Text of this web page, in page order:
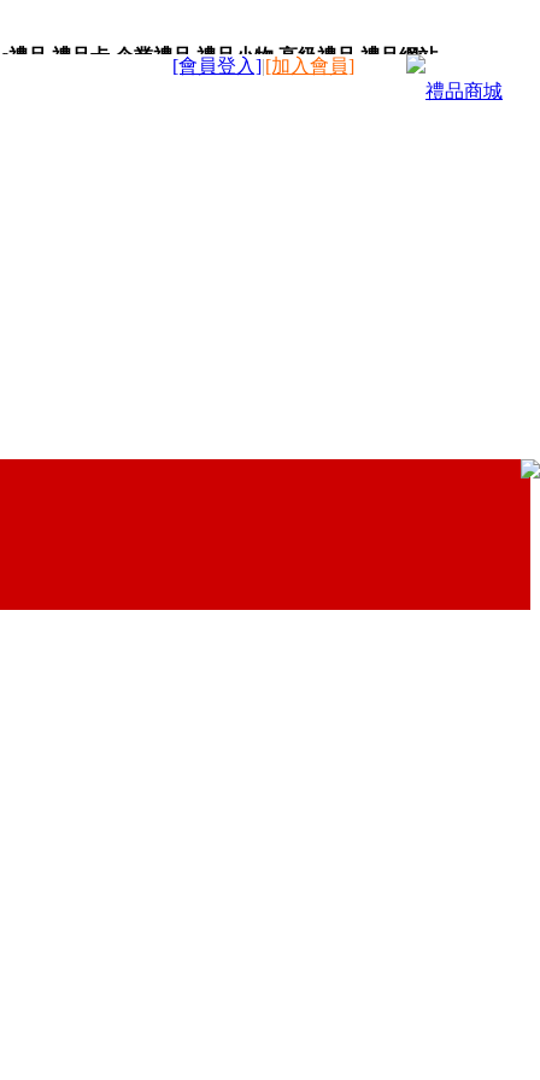
,禮品卡,企業禮品,禮品小物,高級禮品,禮品網站。
禮品商城
[會員登入]|[加入會員]